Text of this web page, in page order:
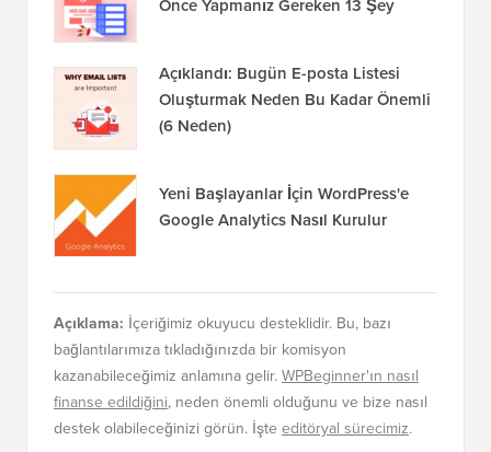
Önce Yapmanız Gereken 13 Şey
Açıklandı: Bugün E-posta Listesi
Oluşturmak Neden Bu Kadar Önemli
(6 Neden)
Yeni Başlayanlar İçin WordPress'e
Google Analytics Nasıl Kurulur
Açıklama: İçeriğimiz okuyucu desteklidir. Bu, bazı
bağlantılarımıza tıkladığınızda bir komisyon
kazanabileceğimiz anlamına gelir.WPBeginner'ın nasıl
finanse edildiğini, neden önemli olduğunu ve bize nasıl
destek olabileceğinizi görün. İşte editöryal sürecimiz.